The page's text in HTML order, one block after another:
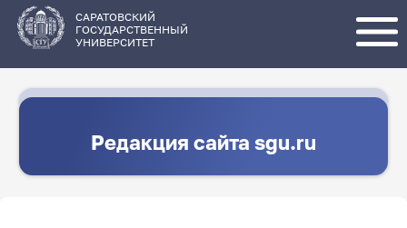
основному
содержанию
САРАТОВСКИЙ
ГОСУДАРСТВЕННЫЙ
УНИВЕРСИТЕТ
Редакция сайта sgu.ru